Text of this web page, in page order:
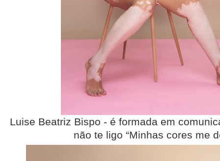
Luise Beatriz Bispo - é formada em
não te ligo “Minhas cores me